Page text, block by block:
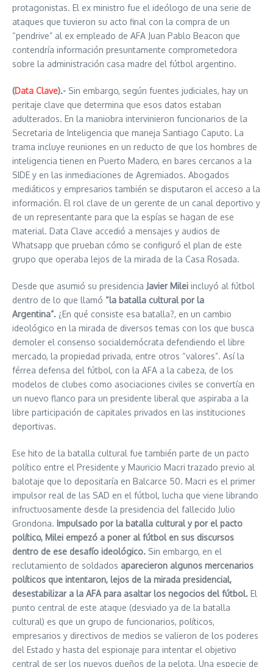
protagonistas. El ex ministro fue el ideólogo de una serie de
ataques que tuvieron su acto final con la compra de un
“pendrive” al ex empleado de AFA Juan Pablo Beacon que
contendría información presuntamente comprometedora
sobre la administración casa madre del fútbol argentino.
(Data Clave).- Sin embargo, según fuentes judiciales, hay un
peritaje clave que determina que esos datos estaban
adulterados. En la maniobra intervinieron funcionarios de la
Secretaria de Inteligencia que maneja Santiago Caputo. La
trama incluye reuniones en un reducto de que los hombres de
inteligencia tienen en Puerto Madero, en bares cercanos a la
SIDE y en las inmediaciones de Agremiados. Abogados
mediáticos y empresarios también se disputaron el acceso a la
información. El rol clave de un gerente de un canal deportivo y
de un representante para que la espías se hagan de ese
material. Data Clave accedió a mensajes y audios de
Whatsapp que prueban cómo se configuró el plan de este
grupo que operaba lejos de la mirada de la Casa Rosada.
Desde que asumió su presidencia Javier Milei incluyó al fútbol
dentro de lo que llamó “la batalla cultural por la
Argentina”. ¿En qué consiste esa batalla?, en un cambio
ideológico en la mirada de diversos temas con los que busca
demoler el consenso socialdemócrata defendiendo el libre
mercado, la propiedad privada, entre otros “valores”. Así la
férrea defensa del fútbol, con la AFA a la cabeza, de los
modelos de clubes como asociaciones civiles se convertía en
un nuevo flanco para un presidente liberal que aspiraba a la
libre participación de capitales privados en las instituciones
deportivas.
Ese hito de la batalla cultural fue también parte de un pacto
político entre el Presidente y Mauricio Macri trazado previo al
balotaje que lo depositaría en Balcarce 50. Macri es el primer
impulsor real de las SAD en el fútbol, lucha que viene librando
infructuosamente desde la presidencia del fallecido Julio
Grondona. Impulsado por la batalla cultural y por el pacto
político, Milei empezó a poner al fútbol en sus discursos
dentro de ese desafío ideológico. Sin embargo, en el
reclutamiento de soldados aparecieron algunos mercenarios
políticos que intentaron, lejos de la mirada presidencial,
desestabilizar a la AFA para asaltar los negocios del fútbol. El
punto central de este ataque (desviado ya de la batalla
cultural) es que un grupo de funcionarios, políticos,
empresarios y directivos de medios se valieron de los poderes
del Estado y hasta del espionaje para intentar el objetivo
central de ser los nuevos dueños de la pelota. Una especie de